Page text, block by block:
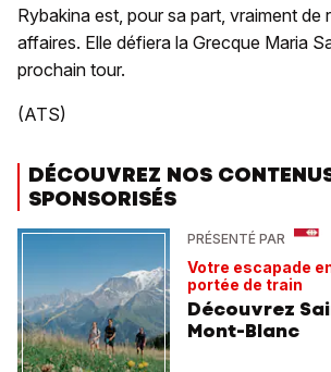
Rybakina est, pour sa part, vraiment de
affaires. Elle défiera la Grecque Maria
prochain tour.
(ATS)
DÉCOUVREZ NOS
SPONSORISÉS
PRÉSENTÉ PAR
Votre escapade
portée de train
Découvrez
Mont-Blanc